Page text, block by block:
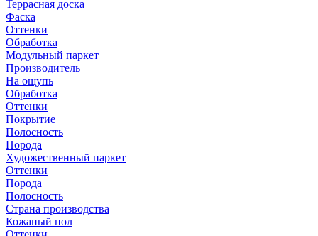
Террасная доска
Фаска
Оттенки
Обработка
Модульный паркет
Производитель
На ощупь
Обработка
Оттенки
Покрытие
Полосность
Порода
Художественный паркет
Оттенки
Порода
Полосность
Страна производства
Кожаный пол